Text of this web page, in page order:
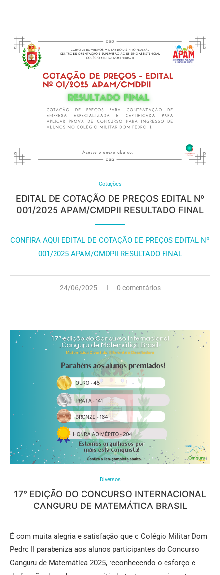
Cotações
EDITAL DE COTAÇÃO DE PREÇOS EDITAL Nº
001/2025 APAM/CMDPII RESULTADO FINAL
CONFIRA AQUI EDITAL DE COTAÇÃO DE PREÇOS EDITAL Nº
001/2025 APAM/CMDPII RESULTADO FINAL
24/06/2025 0 comentários
Diversos
17° EDIÇÃO DO CONCURSO INTERNACIONAL
CANGURU DE MATEMÁTICA BRASIL
É com muita alegria e satisfação que o Colégio Militar Dom
Pedro II parabeniza aos alunos participantes do Concurso
Canguru de Matemática 2025, reconhecendo o esforço e